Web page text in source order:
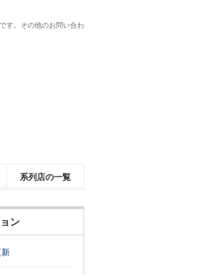
す。その他のお問い合わ
系列店の一覧
ン
新